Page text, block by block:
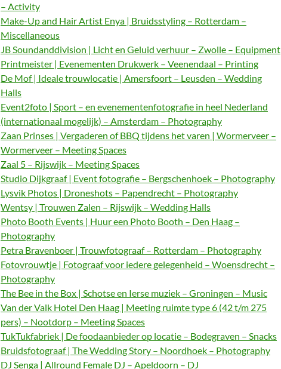
– Activity
Make-Up and Hair Artist Enya | Bruidsstyling – Rotterdam –
Miscellaneous
JB Soundanddivision | Licht en Geluid verhuur – Zwolle – Equipment
Printmeister | Evenementen Drukwerk – Veenendaal – Printing
De Mof | Ideale trouwlocatie | Amersfoort – Leusden – Wedding
Halls
Event2foto | Sport – en evenementenfotografie in heel Nederland
(internationaal mogelijk) – Amsterdam – Photography
Zaan Prinses | Vergaderen of BBQ tijdens het varen | Wormerveer –
Wormerveer – Meeting Spaces
Zaal 5 – Rijswijk – Meeting Spaces
Studio Dijkgraaf | Event fotografie – Bergschenhoek – Photography
Lysvik Photos | Droneshots – Papendrecht – Photography
Wentsy | Trouwen Zalen – Rijswijk – Wedding Halls
Photo Booth Events | Huur een Photo Booth – Den Haag –
Photography
Petra Bravenboer | Trouwfotograaf – Rotterdam – Photography
Fotovrouwtje | Fotograaf voor iedere gelegenheid – Woensdrecht –
Photography
The Bee in the Box | Schotse en Ierse muziek – Groningen – Music
Van der Valk Hotel Den Haag | Meeting ruimte type 6 (42 t/m 275
pers) – Nootdorp – Meeting Spaces
TukTukfabriek | De foodaanbieder op locatie – Bodegraven – Snacks
Bruidsfotograaf | The Wedding Story – Noordhoek – Photography
DJ Senga | Allround Female DJ – Apeldoorn – DJ